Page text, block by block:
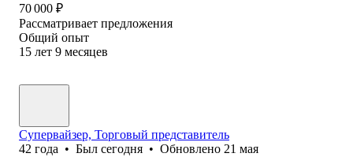
70 000 ₽
Рассматривает предложения
Общий опыт
15 лет 9 месяцев
Супервайзер, Торговый представитель
42 года • Был сегодня • Обновлено 21 мая